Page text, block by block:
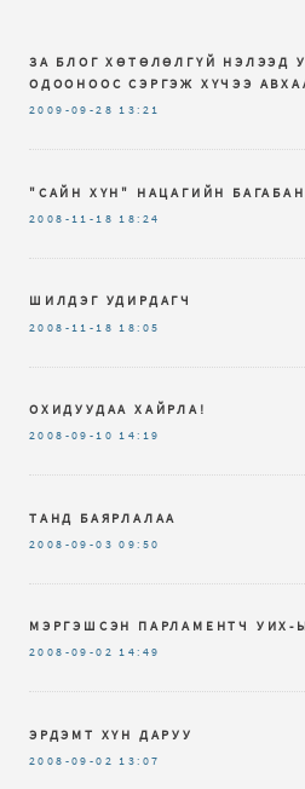
ЗА БЛОГ ХӨТӨЛӨЛГҮЙ НЭЛЭЭД
ОДООНООС СЭРГЭЖ ХҮЧЭЭ
2009-09-28 13:21
"САЙН ХҮН" НАЦАГИЙН
2008-11-18 18:24
ШИЛДЭГ УДИРДАГЧ
2008-11-18 18:05
ОХИДУУДАА ХАЙРЛА!
2008-09-10 14:19
ТАНД БАЯРЛАЛАА
2008-09-03 09:50
МЭРГЭШСЭН ПАРЛАМЕНТЧ УИХ-
2008-09-02 14:49
ЭРДЭМТ ХҮН ДАРУУ
2008-09-02 13:07